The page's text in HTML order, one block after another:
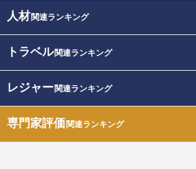
人材関連ランキング
トラベル関連ランキング
レジャー関連ランキング
専門家評価関連ランキング